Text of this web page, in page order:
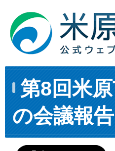
第8回米
の会議報告